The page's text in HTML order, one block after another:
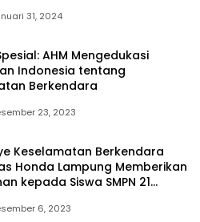
31, 2024
AHM Mengedukasi
Indonesia tentang
Berkendara
23, 2023
Keselamatan Berkendara
Honda Lampung Memberikan
kepada Siswa SMPN 21
tentang Keselamatan
6, 2023